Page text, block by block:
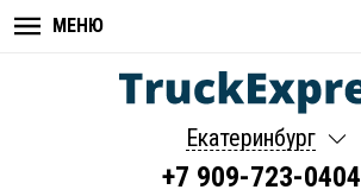
МЕНЮ
Екатеринбург
+7 909-723-0404